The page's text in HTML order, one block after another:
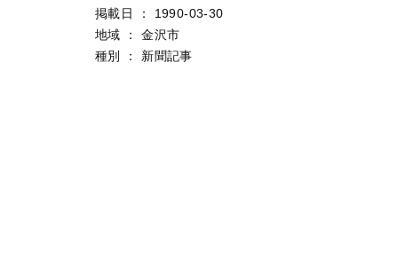
掲載日
：
1990-03-30
地域
：
金沢市
種別
： 新聞記事